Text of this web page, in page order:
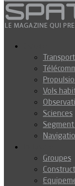
Vols
Sciences
Groupes